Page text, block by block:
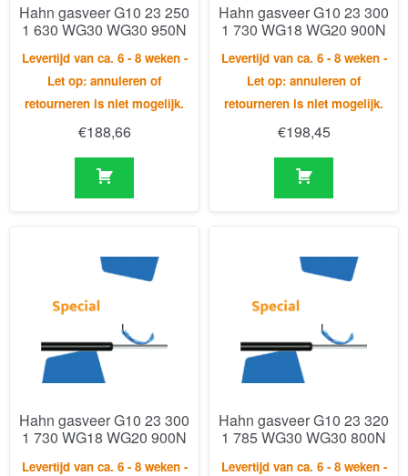
Hahn gasveer G10 23 250
1 630 WG30 WG30 950N
Levertijd van ca. 6 - 8 weken -
Let op: annuleren of
retourneren is niet mogelijk.
€188,66
Hahn gasveer G10 23 300
1 730 WG18 WG20 900N
Levertijd van ca. 6 - 8 weken -
Let op: annuleren of
retourneren is niet mogelijk.
€198,45
Hahn gasveer G10 23 300
1 730 WG18 WG20 900N
Levertijd van ca. 6 - 8 weken -
Hahn gasveer G10 23 320
1 785 WG30 WG30 800N
Levertijd van ca. 6 - 8 weken -